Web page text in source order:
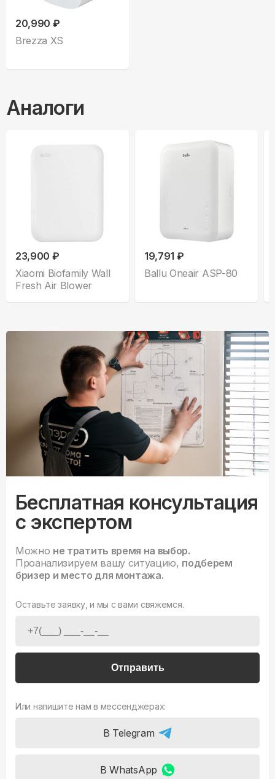
20,990 ₽
Brezza XS
Аналоги
23,900 ₽
Xiaomi Biofamily Wall
Fresh Air Blower
19,791 ₽
Ballu Oneair ASP-80
Бесплатная консультация
с экспертом
Можно не тратить время на выбор.
Проанализируем вашу ситуацию, подберем
бризер и место для монтажа.
Оставьте заявку, и мы с вами свяжемся.
Отправить
Или напишите нам в мессенджерах:
В Telegram
В WhatsApp